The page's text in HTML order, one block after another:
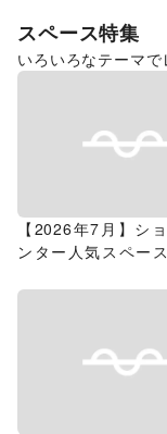
スペース特集
いろいろなテーマで
【2026年7月】シ
ンター人気スペー